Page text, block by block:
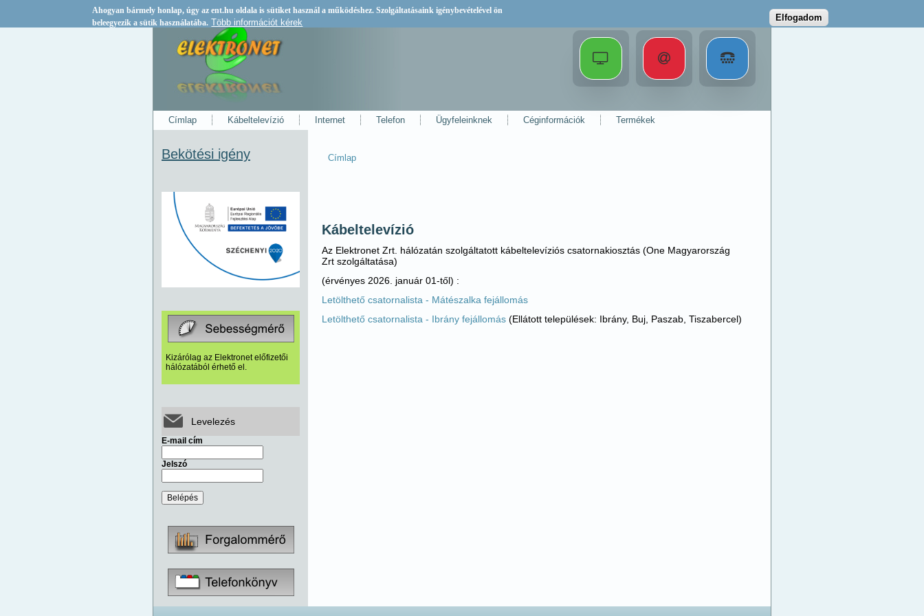
Ahogyan bármely honlap, úgy azent.hu oldala is sütiket használ a működéshez. Szolgáltatásaink igénybevételével ön
beleegyezik a sütik használatába. Több információt kérek Elfogadom
Címlap Kábeltelevízió Internet Telefon Ügyfeleinknek Céginformációk Termékek
Bekötési igény
Kizárólag az Elektronet előfizetői
hálózatából érhető el.
Levelezés
E-mail cím
Jelszó
Jelenlegi hely
Címlap
Kábeltelevízió
Az Elektronet Zrt. hálózatán szolgáltatott kábeltelevíziós csatornakiosztás (One Magyarország
Zrt szolgáltatása)
(érvényes 2026. január 01-től) :
Letölthető csatornalista - Mátészalka fejállomás
Letölthető csatornalista - Ibrány fejállomás (Ellátott települések: Ibrány, Buj, Paszab, Tiszabercel)